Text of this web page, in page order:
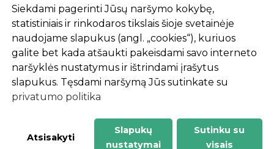
Sodui ir daržui
Informacija
Apie mus
Prekių pirkimo – pardavimo taisyklės
Prekių pristatymas ir atsiėmimas
Garantinis aptarnavimas ir prekių grąžinimas
Privatumo politika
-
1
2
%
n
u
o
l
a
i
d
Siekdami pagerinti Jūsų naršymo kokybę,
statistiniais ir rinkodaros tikslais šioje svetainėje
naudojame slapukus (angl. „cookies“), kuriuos
galite bet kada atšaukti pakeisdami savo interneto
naršyklės nustatymus ir ištrindami įrašytus
slapukus. Tęsdami naršymą Jūs sutinkate su
privatumo politika
Atsisakyti
Slapukų
nustatymai
Sutinku su
visais